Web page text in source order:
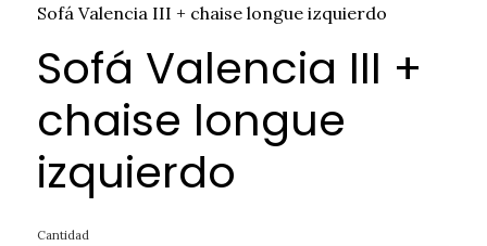
Sofá Valencia III + chaise longue izquierdo
Sofá Valencia III +
chaise longue
izquierdo
Cantidad